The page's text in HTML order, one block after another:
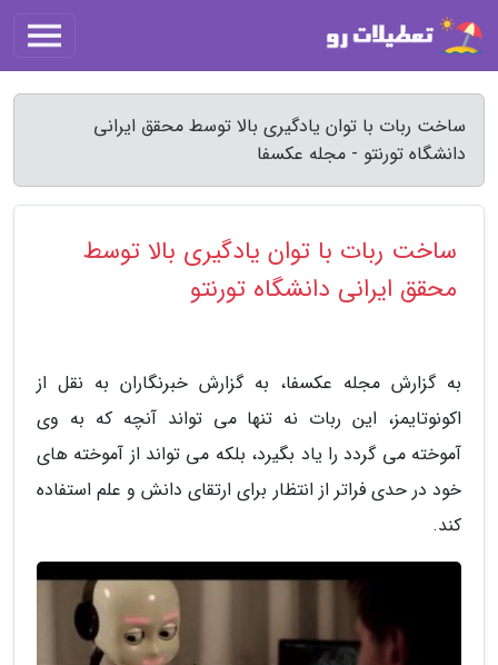
ساخت ربات با توان یادگیری بالا توسط محقق ایرانی
دانشگاه تورنتو - مجله عکسفا
ساخت ربات با توان یادگیری بالا توسط
محقق ایرانی دانشگاه تورنتو
به گزارش مجله عکسفا، به گزارش خبرنگاران به نقل از
اکونوتایمز، این ربات نه تنها می تواند آنچه که به وی
آموخته می گردد را یاد بگیرد، بلکه می تواند از آموخته های
خود در حدی فراتر از انتظار برای ارتقای دانش و علم استفاده
کند.